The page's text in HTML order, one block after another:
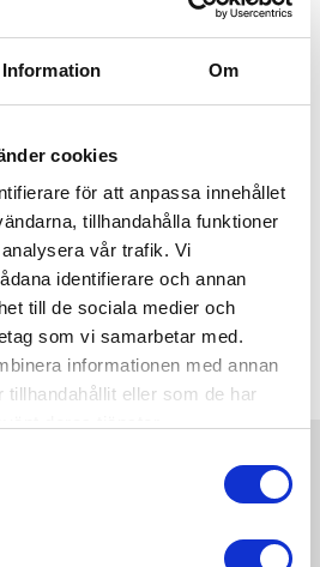
Information Om
cookies
för att anpassa innehållet
tillhandahålla funktioner
vår trafik. Vi
identifierare och annan
till de sociala medier och
som vi samarbetar med.
informationen med annan
tillhandahållit eller som de har
cm
Beachflag X-Large höjd 520
cm
Komplett set med: Tryckt
beachflagga, mast, praktisk
transportväska.
fr. 1 595,00 kr exkl moms
beachflaggor?
vid mässor, event, konferenser
upp och ta ner så de är